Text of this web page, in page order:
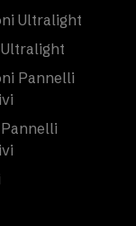
Ultralight
Pannelli